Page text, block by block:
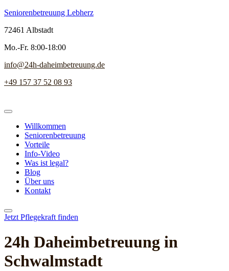
Seniorenbetreuung Lebherz
72461 Albstadt
Mo.-Fr. 8:00-18:00
info@24h-daheimbetreuung.de
+49 157 37 52 08 93
Willkommen
Seniorenbetreuung
Vorteile
Info-Video
Was ist legal?
Blog
Über uns
Kontakt
Jetzt Pflegekraft finden
24h Daheim­betreuung in
Schwalmstadt